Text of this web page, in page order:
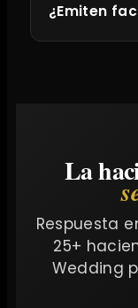
¿Emiten
La
Respuesta
25+
Wedding